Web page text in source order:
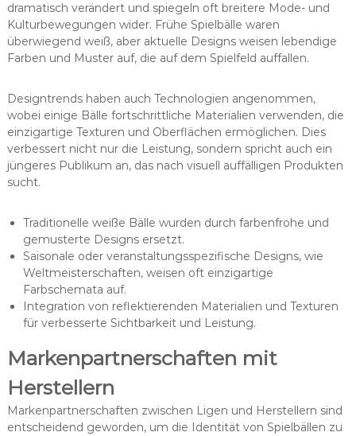
dramatisch verändert und spiegeln oft breitere Mode- und
Kulturbewegungen wider. Frühe Spielbälle waren
überwiegend weiß, aber aktuelle Designs weisen lebendige
Farben und Muster auf, die auf dem Spielfeld auffallen.
Designtrends haben auch Technologien angenommen,
wobei einige Bälle fortschrittliche Materialien verwenden, die
einzigartige Texturen und Oberflächen ermöglichen. Dies
verbessert nicht nur die Leistung, sondern spricht auch ein
jüngeres Publikum an, das nach visuell auffälligen Produkten
sucht.
Traditionelle weiße Bälle wurden durch farbenfrohe und
gemusterte Designs ersetzt.
Saisonale oder veranstaltungsspezifische Designs, wie
Weltmeisterschaften, weisen oft einzigartige
Farbschemata auf.
Integration von reflektierenden Materialien und Texturen
für verbesserte Sichtbarkeit und Leistung.
Markenpartnerschaften mit
Herstellern
Markenpartnerschaften zwischen Ligen und Herstellern sind
entscheidend geworden, um die Identität von Spielbällen zu